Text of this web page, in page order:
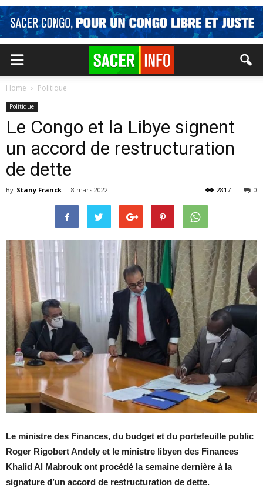
Home Politique
Politique
Le Congo et la Libye signent
un accord de restructuration
de dette
By Stany Franck - 8 mars 2022 0
2817
Le ministre des Finances, du budget et du portefeuille public
Roger Rigobert Andely et le ministre libyen des Finances
Khalid Al Mabrouk ont procédé la semaine dernière à la
signature d’un accord de restructuration de dette.